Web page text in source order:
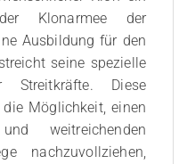
Klonarmee der
Ausbildung für den
seine spezielle
Streitkräfte. Diese
Möglichkeit, einen
weitreichenden
nachzuvollziehen,